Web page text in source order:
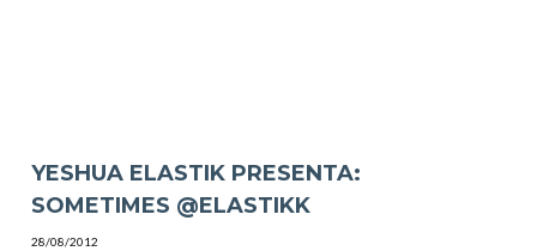
YESHUA ELASTIK PRESENTA:
SOMETIMES @ELASTIKK
28/08/2012